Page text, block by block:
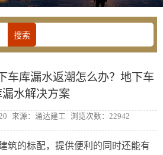
车库漏水返潮怎么办？地下车
漏水解决方案
来源：涌达建工 浏览次数：22942
筑的标配，提供便利的同时还能有